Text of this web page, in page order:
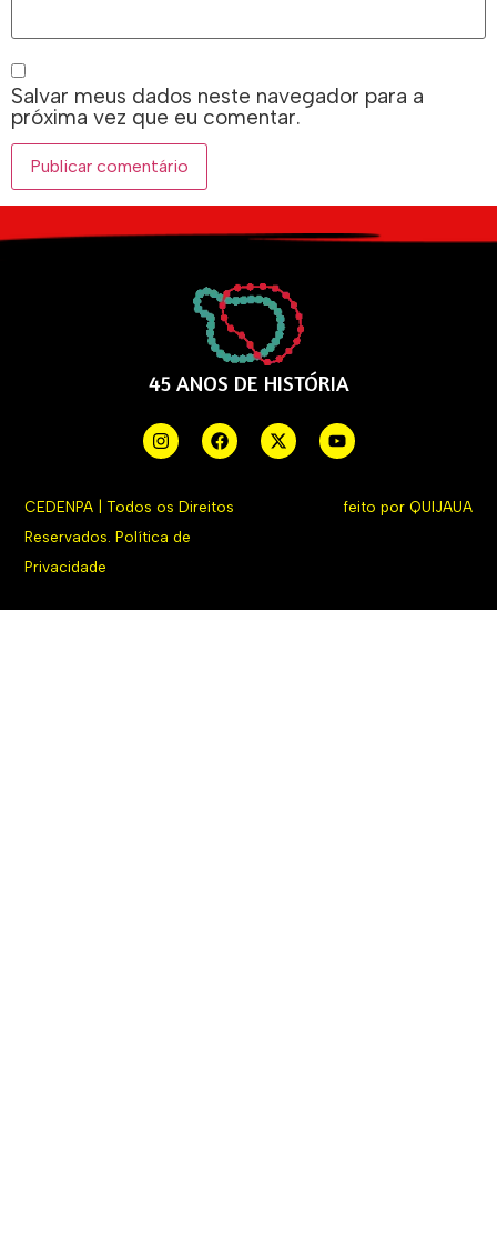
Salvar meus dados neste navegador para a
próxima vez que eu comentar.
45 ANOS DE HISTÓRIA
CEDENPA | Todos os Direitos
Reservados.Política de
Privacidade
feito por QUIJAUA